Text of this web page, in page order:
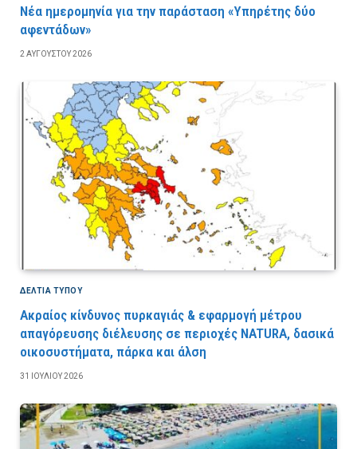
Νέα ημερομηνία για την παράσταση «Υπηρέτης δύο
αφεντάδων»
2 ΑΥΓΟΎΣΤΟΥ 2026
ΔΕΛΤΙΑ ΤΥΠΟΥ
Ακραίος κίνδυνος πυρκαγιάς & εφαρμογή μέτρου
απαγόρευσης διέλευσης σε περιοχές NATURA, δασικά
οικοσυστήματα, πάρκα και άλση
31 ΙΟΥΛΊΟΥ 2026